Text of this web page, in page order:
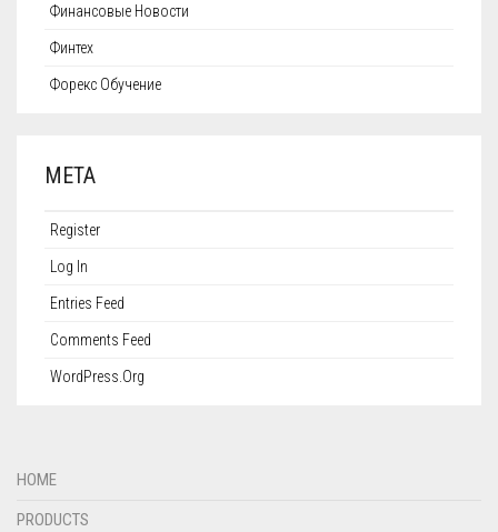
Финансовые Новости
Финтех
Форекс Обучение
META
Register
Log In
Entries Feed
Comments Feed
WordPress.org
HOME
PRODUCTS